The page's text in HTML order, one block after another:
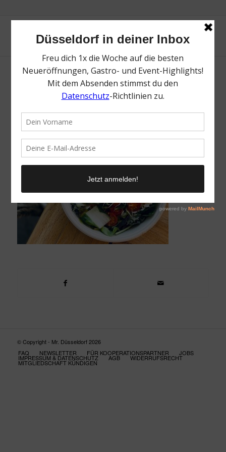
Lauras Deli Düsseldorf
7. Dezember 2021 /
© Copyright - Mr. Düsseldorf 2026
FAQ
NEWSLETTER FÜR KOOPERATIONSPARTNER JOBS
IMPRESSUM & DATENSCHUTZ AGB WIDERRUFSRECHT
MITGLIEDSCHAFT KÜNDIGEN